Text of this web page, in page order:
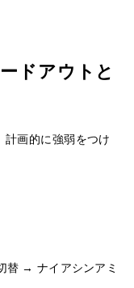
ドアウトと
計画的に強弱をつけ
替 → ナイアシンアミ